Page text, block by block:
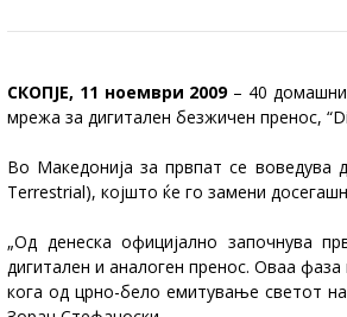
СКОПЈЕ, 11 ноември 2009– 40 домашни
мрежа за дигитален безжичен пренос,
Во Македонија за првпат се воведува
Terrestrial), којшто ќе го замени
„Од денеска официјално започнува
дигитален и аналоген пренос. Оваа
кога од црно-бело емитување светот